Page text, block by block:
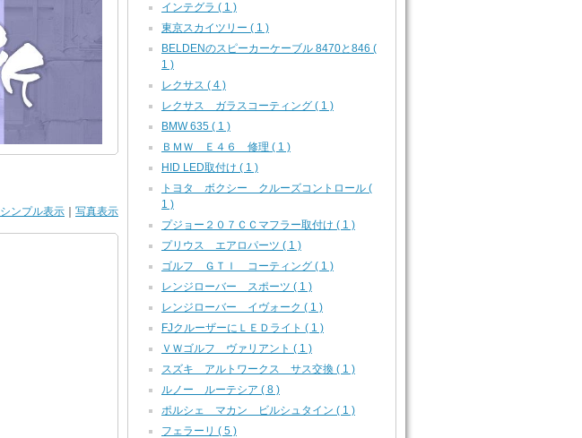
シンプル表示 写真表示
インテグラ ( 1 )
東京スカイツリー ( 1 )
BELDENのスピーカーケーブル 8470と846 (
1 )
レクサス ( 4 )
レクサス ガラスコーティング ( 1 )
BMW 635 ( 1 )
ＢＭＷ Ｅ４６ 修理 ( 1 )
HID LED取付け ( 1 )
トヨタ ボクシー クルーズコントロール (
1 )
プジョー２０７ＣＣマフラー取付け ( 1 )
プリウス エアロパーツ ( 1 )
ゴルフ ＧＴＩ コーティング ( 1 )
レンジローバー スポーツ ( 1 )
レンジローバー イヴォーク ( 1 )
FJクルーザーにＬＥＤライト ( 1 )
ＶＷゴルフ ヴァリアント ( 1 )
スズキ アルトワークス サス交換 ( 1 )
ルノー ルーテシア ( 8 )
ポルシェ マカン ビルシュタイン ( 1 )
フェラーリ ( 5 )